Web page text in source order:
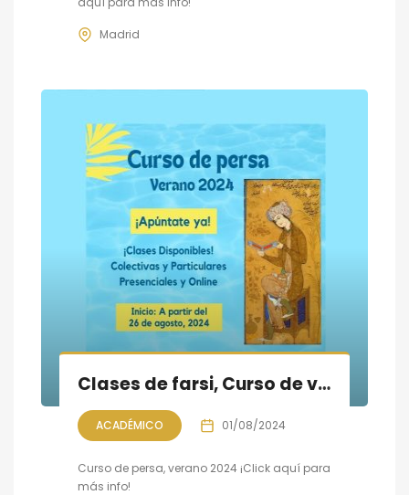
Madrid
Clases de farsi, Curso de verano 2024
ACADÉMICO 01/08/2024
Curso de persa, verano 2024 ¡Click aquí para
más info!